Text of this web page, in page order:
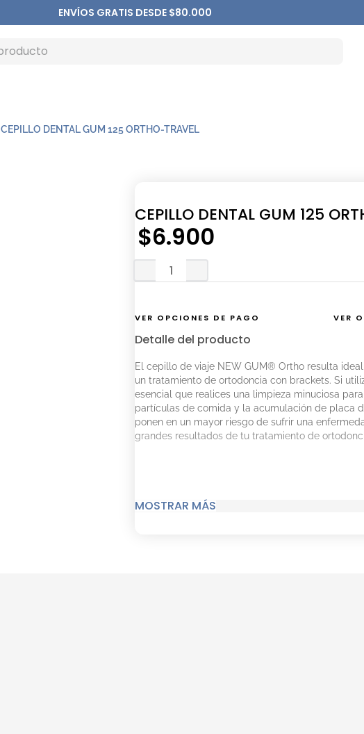
ENVÍOS GRATIS DESDE $80.000
CEPILLO DENTAL GUM 125 ORTHO-TRAVEL
CEPILLO DENTAL GUM 125
$6.900
VER OPCIONES DE PAGO VER
Detalle del producto
El cepillo de viaje NEW GUM® Ortho resulta
un tratamiento de ortodoncia con brackets. Si
esencial que realices una limpieza minuciosa
partículas de comida y la acumulación de placa
ponen en un mayor riesgo de sufrir una
grandes resultados de tu tratamiento de
MOSTRAR MÁS